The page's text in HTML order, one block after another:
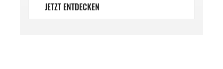
JETZT ENTDECKEN